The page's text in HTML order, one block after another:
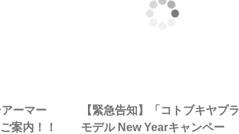
ーマー
案内！！
【緊急告知】「コトブキヤプラ
モデル New Yearキャンペー